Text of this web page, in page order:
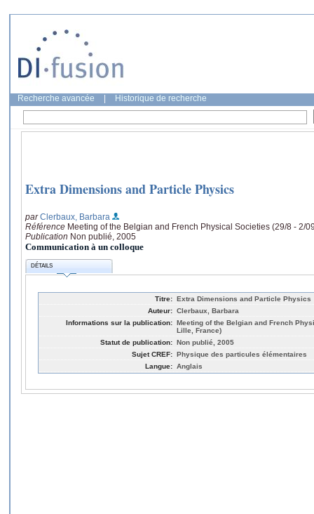
Recherche avancée Historique de recherche
Extra Dimensions and Particle Physics
parClerbaux, Barbara
Référence Meeting of the Belgian and French Physical Societies (29/8 - 2/
Publication Non publié, 2005
Communication à un colloque
DÉTAILS
Titre: Extra Dimensions and Particle Physics
Auteur: Clerbaux, Barbara
Informations sur la publication: Meeting of the Belgian and French
Lille, France)
Statut de publication: Non publié, 2005
Sujet CREF: Physique des particules élémentaires
Langue: Anglais